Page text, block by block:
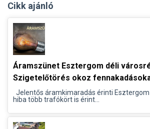
Cikk ajánló
Áramszünet Esztergom déli
Szigetelőtörés okoz
Jelentős áramkimaradás érinti
hiba több trafókört is érint...